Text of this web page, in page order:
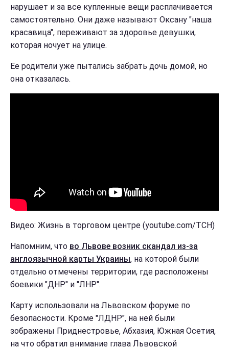
нарушает и за все купленные вещи расплачивается
самостоятельно. Они даже называют Оксану "наша
красавица", переживают за здоровье девушки,
которая ночует на улице.
Ее родители уже пытались забрать дочь домой, но
она отказалась.
Видео: Жизнь в торговом центре (youtube.com/ТСН)
Напомним, что во Львове возник скандал из-за
англоязычной карты Украины, на которой были
отдельно отмечены территории, где расположены
боевики "ДНР" и "ЛНР".
Карту использовали на Львовском форуме по
безопасности. Кроме "ЛДНР", на ней были
зображены Приднестровье, Абхазия, Южная Осетия,
на что обратил внимание глава Львовской